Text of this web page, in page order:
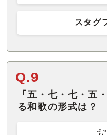
スタグ
Q.9
「五・七・七・五
る和歌の形式は？
ぶ